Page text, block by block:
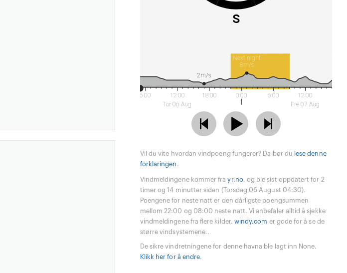
S
Next night
6:00
12:00
Tor 06 Aug
18:00 0:00 6:00
12:00
Fre 07 Aug
8m/s
2m/s
Vil du vite hvordan vindpoeng fungerer? Da bør du lese denne
forklaringen .
Vindmeldingene kommer frayr.no, og ble sist oppdatert for 2
timer og 14 minutter siden (Torsdag 06 August 04:30).
Poengene for neste natt er den dårligste poengsummen
mellom 22:00 og 08:00 neste natt. Vi anbefaler alltid å sjekke
vindmeldingene fra flere kilder. windy.com er gode for å se de
større vindsystemene..
De sikre vindretningene for denne havna ble lagt inn None.
Klikk her for å endre.